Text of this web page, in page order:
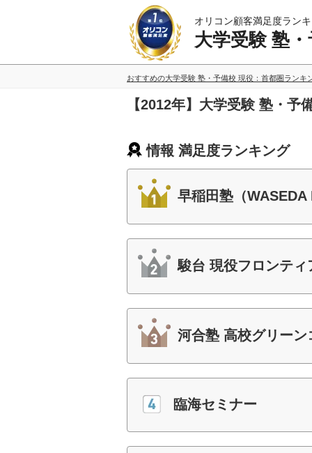
オリコン顧客満足度ラン
大学受験 塾
おすすめの大学受験 塾・予備校 現役：首都圏ランキ
【2012年】大学受験 塾・
情報 満足度ランキング
早稲田塾（
駿台 現役フロンティ
河合塾 高校グリー
臨海セミナー